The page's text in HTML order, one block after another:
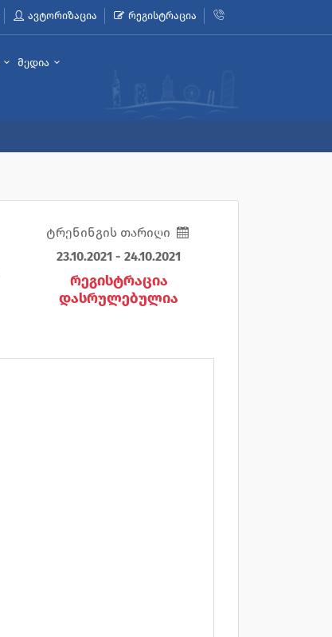
ავტორიზაცია რეგისტრაცია
მედია
ტრენინგის თარიღი
23.10.2021 - 24.10.2021
რეგისტრაცია
დასრულებულია